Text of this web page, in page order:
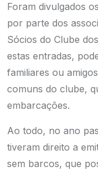
Foram divulgados
por parte dos
Sócios do Clube
estas entradas,
familiares ou
comuns do clube,
embarcações.
Ao todo, no ano
tiveram direito a
sem barcos, que